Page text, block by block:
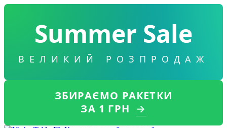
Summer Sale
ВЕЛИКИЙ РОЗПРОДАЖ
ЗБИРАЄМО РАКЕТКИ
ЗА 1 ГРН →